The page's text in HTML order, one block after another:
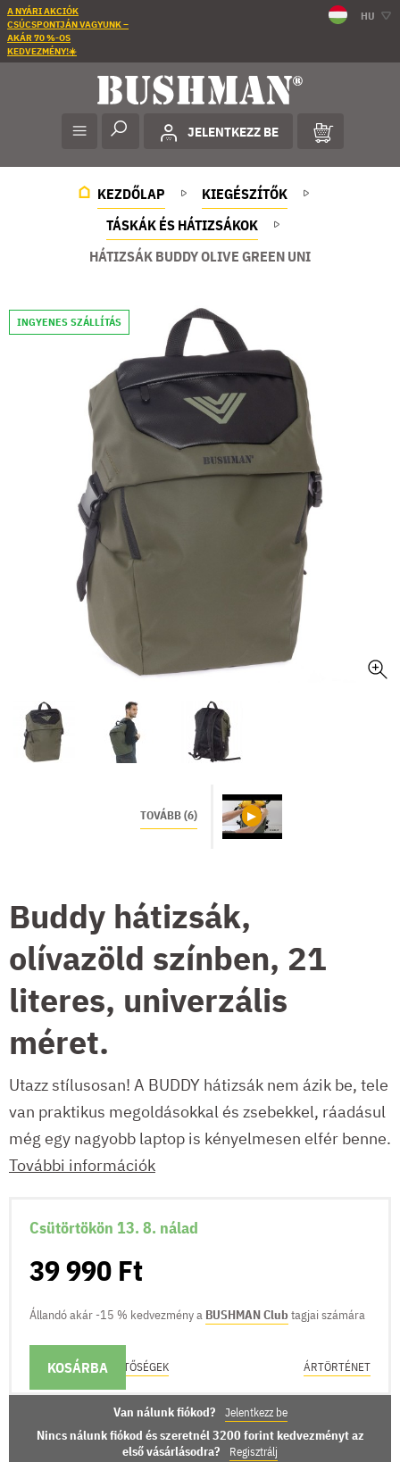
A NYÁRI AKCIÓK
CSÚCSPONTJÁN VAGYUNK –
AKÁR 70 %-OS
KEDVEZMÉNY!☀️
HU
JELENTKEZZ BE
KEZDŐLAP
KIEGÉSZÍTŐK
TÁSKÁK ÉS HÁTIZSÁKOK
HÁTIZSÁK BUDDY OLIVE GREEN UNI
INGYENES SZÁLLÍTÁS
TOVÁBB (6)
Buddy hátizsák,
olívazöld színben, 21
literes, univerzális
méret.
Utazz stílusosan! A BUDDY hátizsák nem ázik be, tele
van praktikus megoldásokkal és zsebekkel, ráadásul
még egy nagyobb laptop is kényelmesen elfér benne.
További információk
Csütörtökön 13. 8. nálad
39 990 Ft
Állandó akár -15 % kedvezmény a BUSHMAN Clubtagjai számára
KOSÁRBA
KÉZBESÍTÉSI LEHETŐSÉGEK ÁRTÖRTÉNET
Van nálunk fiókod? Jelentkezz be
Nincs nálunk fiókod és szeretnél 3200 forint kedvezményt az
első vásárlásodra?
Regisztrálj